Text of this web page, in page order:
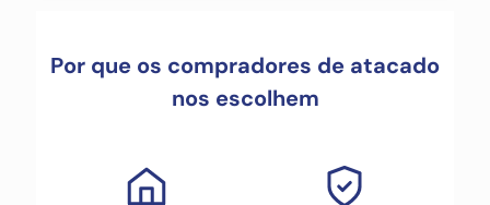
Por que os compradores de atacado
nos escolhem